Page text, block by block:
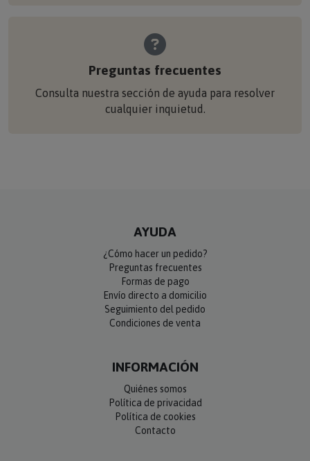
Preguntas frecuentes
Consulta nuestra sección de ayuda para resolver
cualquier inquietud.
AYUDA
¿Cómo hacer un pedido?
Preguntas frecuentes
Formas de pago
Envío directo a domicilio
Seguimiento del pedido
Condiciones de venta
INFORMACIÓN
Quiénes somos
Política de privacidad
Política de cookies
Contacto